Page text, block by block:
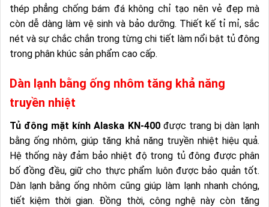
thép phẳng chống bám đá không chỉ tạo nên vẻ đẹp mà
còn dễ dàng làm vệ sinh và bảo dưỡng. Thiết kế tỉ mỉ, sắc
nét và sự chắc chắn trong từng chi tiết làm nổi bật tủ đông
trong phân khúc sản phẩm cao cấp.
Dàn lạnh bằng ống nhôm tăng khả năng
truyền nhiệt
Tủ đông mặt kính Alaska KN-400được trang bị dàn lạnh
bằng ống nhôm, giúp tăng khả năng truyền nhiệt hiệu quả.
Hệ thống này đảm bảo nhiệt độ trong tủ đông được phân
bố đồng đều, giữ cho thực phẩm luôn được bảo quản tốt.
Dàn lạnh bằng ống nhôm cũng giúp làm lạnh nhanh chóng,
tiết kiệm thời gian. Đồng thời, công nghệ này còn tăng